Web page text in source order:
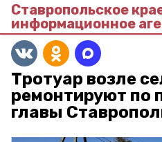
Ставропольское
информационное
Тротуар возле
ремонтируют по
главы